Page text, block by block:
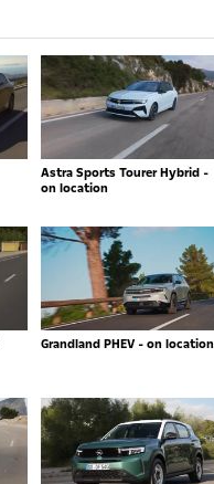
Astra Sports Tourer Hybrid -
on location
Grandland PHEV - on location